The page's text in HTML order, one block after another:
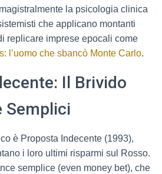
la psicologia clinica
che applicano montanti
replicare imprese epocali come
l’uomo che sbancò Monte Carlo.
Il Brivido
Semplici
è Proposta Indecente (1993),
i loro ultimi risparmi sul Rosso.
semplice (even money bet), che